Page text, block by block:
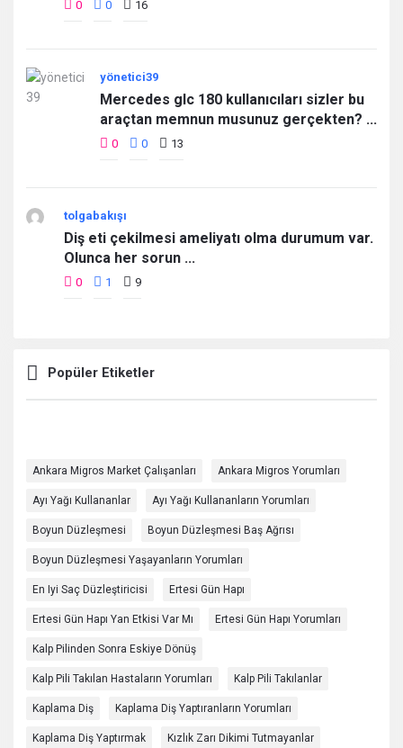
0 0 16
yönetici39
Mercedes glc 180 kullanıcıları sizler bu
araçtan memnun musunuz gerçekten? ...
0 0 13
tolgabakışı
Diş eti çekilmesi ameliyatı olma durumum var.
Olunca her sorun ...
0 1 9
Popüler Etiketler
Ankara Migros Market Çalışanları Ankara Migros Yorumları
Ayı Yağı Kullananlar Ayı Yağı Kullananların Yorumları
Boyun Düzleşmesi Boyun Düzleşmesi Baş Ağrısı
Boyun Düzleşmesi Yaşayanların Yorumları
En Iyi Saç Düzleştiricisi Ertesi Gün Hapı
Ertesi Gün Hapı Yan Etkisi Var Mı Ertesi Gün Hapı Yorumları
Kalp Pilinden Sonra Eskiye Dönüş
Kalp Pili Takılan Hastaların Yorumları Kalp Pili Takılanlar
Kaplama Diş Kaplama Diş Yaptıranların Yorumları
Kaplama Diş Yaptırmak Kızlık Zarı Dikimi Tutmayanlar